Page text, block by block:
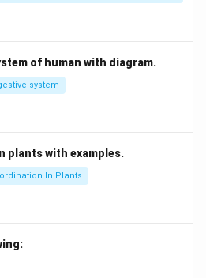
of human with diagram.
system
plants with examples.
In Plants